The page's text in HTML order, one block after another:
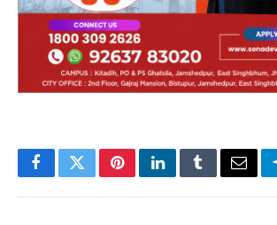
FacebookTwitterPinterestLinkedInTumblrEmail